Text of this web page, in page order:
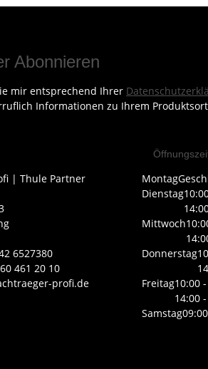
Abonnieren
mir entsprechend Ihrer
Informationen zu Ihrem
| Thule Partner
6527380
461 20 10
profi.de
Montag
Dienstag
Mittwoch
Donnerstag
Freitag10:00
14:00
Samstag